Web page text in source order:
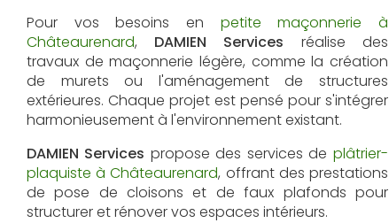
Pour vos besoins en petite maçonnerie à
Châteaurenard, DAMIEN Services réalise des
travaux de maçonnerie légère, comme la création
de murets ou l'aménagement de structures
extérieures. Chaque projet est pensé pour s'intégrer
harmonieusement à l'environnement existant.
DAMIEN Services propose des services de plâtrier-
plaquiste à Châteaurenard, offrant des prestations
de pose de cloisons et de faux plafonds pour
structurer et rénover vos espaces intérieurs.